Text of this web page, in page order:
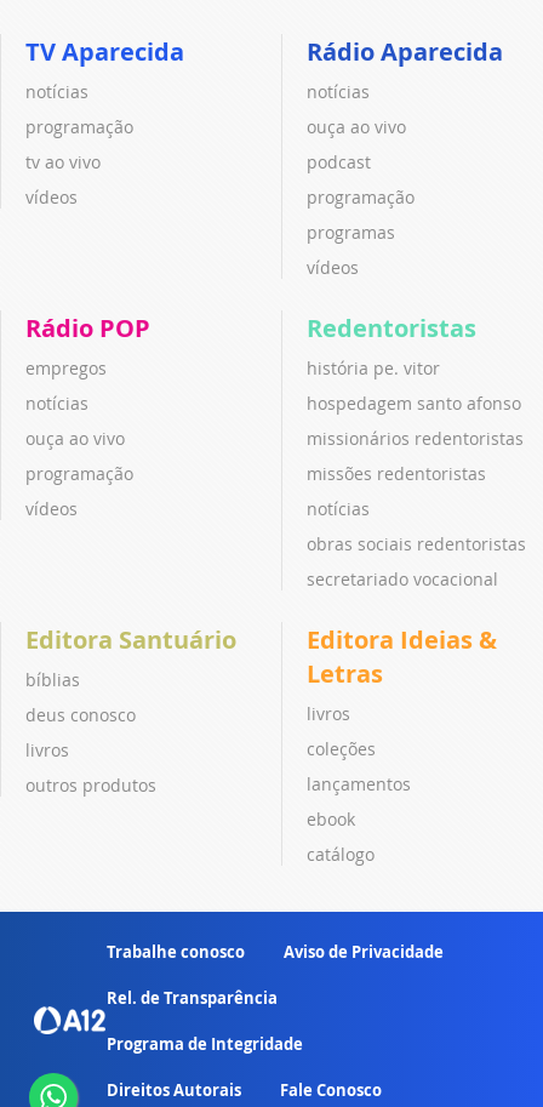
TV Aparecida
notícias
programação
tv ao vivo
vídeos
Rádio Aparecida
notícias
ouça ao vivo
podcast
programação
programas
vídeos
Rádio POP
empregos
notícias
ouça ao vivo
programação
vídeos
Redentoristas
história pe. vitor
hospedagem santo afonso
missionários redentoristas
missões redentoristas
notícias
obras sociais redentoristas
secretariado vocacional
Editora Santuário
bíblias
deus conosco
livros
outros produtos
Editora Ideias &
Letras
livros
coleções
lançamentos
ebook
catálogo
Trabalhe conosco Aviso de Privacidade
Rel. de Transparência
Programa de Integridade
Direitos Autorais Fale Conosco